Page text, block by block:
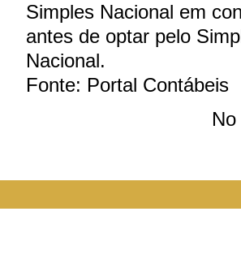
Simples Nacional em
antes de optar pelo
Nacional.
Fonte: Portal Contábeis